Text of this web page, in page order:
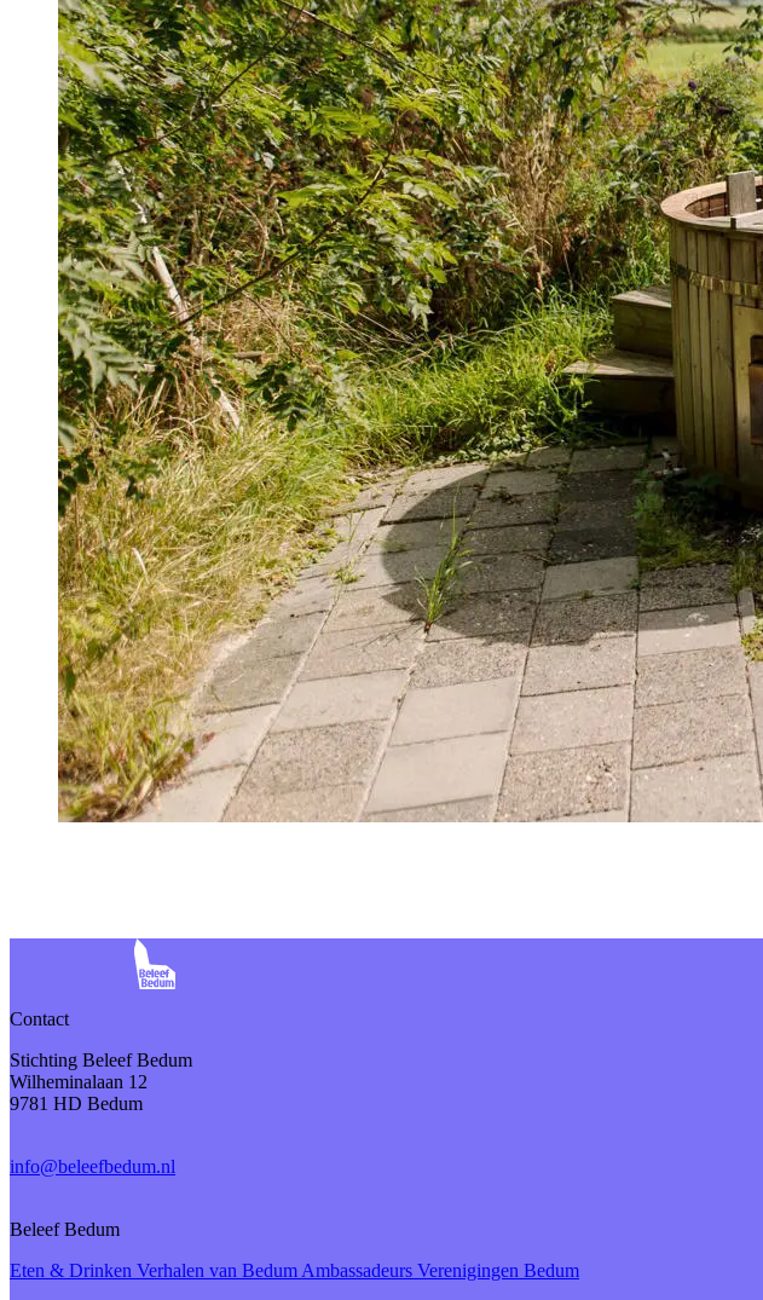
Contact
Stichting Beleef Bedum
Wilheminalaan 12
9781 HD Bedum
info@beleefbedum.nl
Beleef Bedum
Eten & Drinken Verhalen van Bedum Ambassadeurs Verenigingen Bedum